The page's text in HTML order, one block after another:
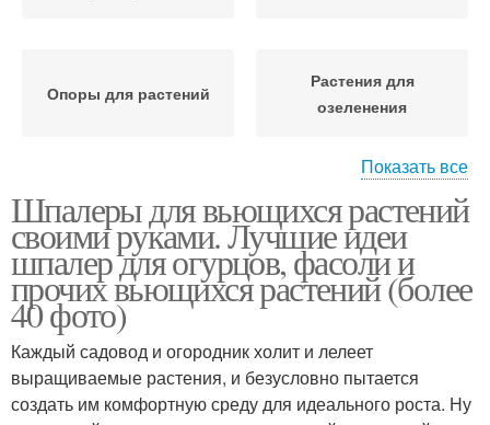
Опоры для растений
Растения для
озеленения
Растения для забора Многолетние растения
Опор для растений
Показать все
Шпалеры для вьющихся растений
своими руками. Лучшие идеи
шпалер для огурцов, фасоли и
прочих вьющихся растений (более
40 фото)
Каждый садовод и огородник холит и лелеет
выращиваемые растения, и безусловно пытается
создать им комфортную среду для идеального роста. Ну